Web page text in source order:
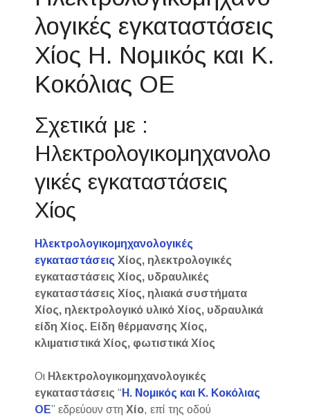
λογικές εγκαταστάσεις
Χίος Η. Νομικός και Κ.
Κοκόλιας ΟΕ
Σχετικά με :
Ηλεκτρολογικομηχανολο
γικές εγκαταστάσεις
Χίος
Ηλεκτρολογικομηχανολογικές
εγκαταστάσεις Χίος, ηλεκτρολογικές
εγκαταστάσεις Χίος, υδραυλικές
εγκαταστάσεις Χίος, ηλιακά συστήματα
Χίος, ηλεκτρολογικό υλικό Χίος, υδραυλικά
είδη Χίος. Είδη θέρμανσης Χίος,
κλιματιστικά Χίος, φωτιστικά Χίος
Οι Ηλεκτρολογικομηχανολογικές
εγκαταστάσεις “ Η. Νομικός και Κ. Κοκόλιας
ΟΕ” εδρεύουν στηΧίο, επί της οδού